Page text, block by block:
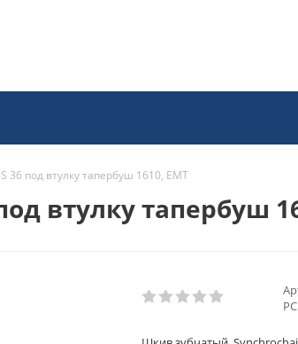
36 под втулку тапербуш 1610, EMT
втулку тапербуш